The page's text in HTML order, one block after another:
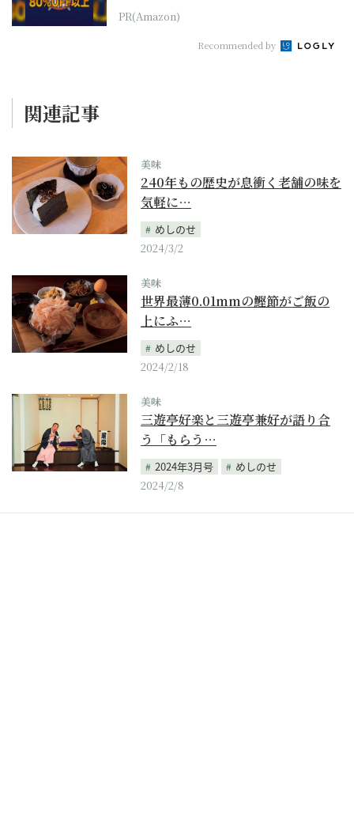
PR(Amazon)
Recommended by
関連記事
美味
240年もの歴史が息衝く老舗の味を
気軽に…
めしのせ
2024/3/2
美味
世界最薄0.01mmの鰹節がご飯の
上にふ…
めしのせ
2024/2/18
美味
三遊亭好楽と三遊亭兼好が語り合
う「もらう…
2024年3月号
めしのせ
2024/2/8